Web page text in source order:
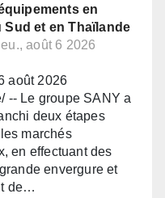
en
Sud et en Thaïlande
août 6 2026
août 2026
-- Le groupe SANY a
deux étapes
marchés
en effectuant des
envergure et
de…